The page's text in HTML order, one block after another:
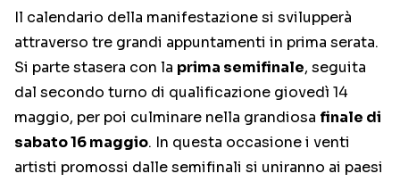
Il calendario della manifestazione si svilupperà
attraverso tre grandi appuntamenti in prima serata.
Si parte stasera con la prima semifinale, seguita
dal secondo turno di qualificazione giovedì 14
maggio, per poi culminare nella grandiosa finale di
sabato 16 maggio. In questa occasione i venti
artisti promossi dalle semifinali si uniranno ai paesi